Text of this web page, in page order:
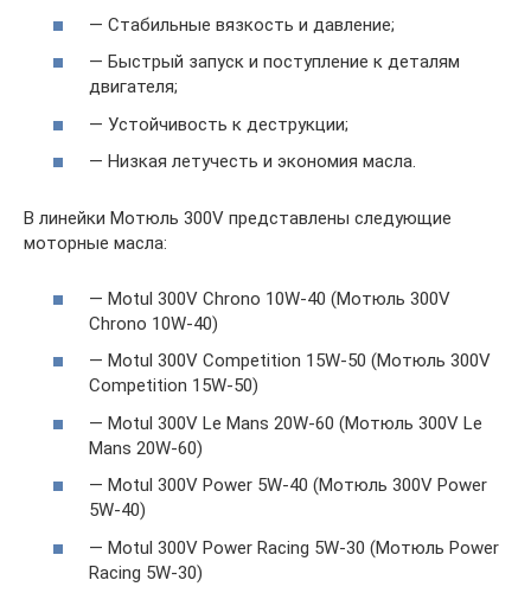
— Стабильные вязкость и давление;
— Быстрый запуск и поступление к деталям
двигателя;
— Устойчивость к деструкции;
— Низкая летучесть и экономия масла.
В линейки Мотюль 300V представлены следующие
моторные масла:
— Motul 300V Chrono 10W-40 (Мотюль 300V
Chrono 10W-40)
— Motul 300V Competition 15W-50 (Мотюль 300V
Competition 15W-50)
— Motul 300V Le Mans 20W-60 (Мотюль 300V Le
Mans 20W-60)
— Motul 300V Power 5W-40 (Мотюль 300V Power
5W-40)
— Motul 300V Power Racing 5W-30 (Мотюль Power
Racing 5W-30)